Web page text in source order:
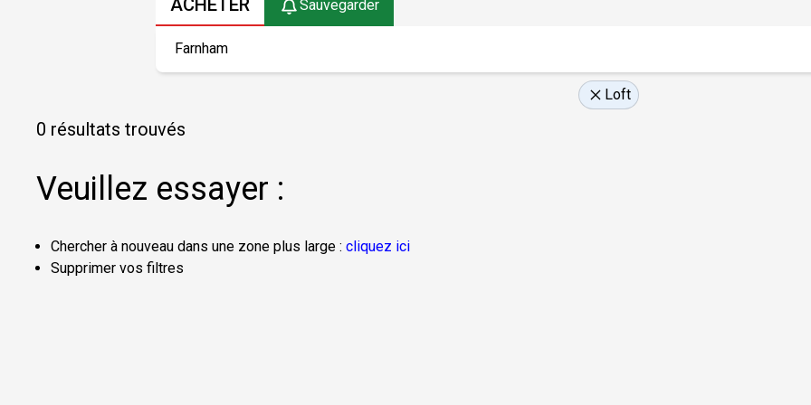
ACHETER Sauvegarder
Loft
0 résultats trouvés
Veuillez essayer :
Chercher à nouveau dans une zone plus large : cliquez ici
Supprimer vos filtres